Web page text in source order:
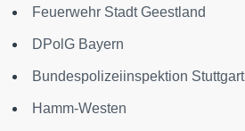
Feuerwehr Stadt Geestland
DPolG Bayern
Bundespolizeiinspektion Stuttgart
Hamm-Westen